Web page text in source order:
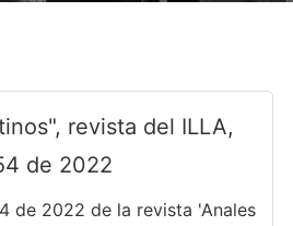
revista del ILLA,
de 2022
de 2022 de la revista 'Anales